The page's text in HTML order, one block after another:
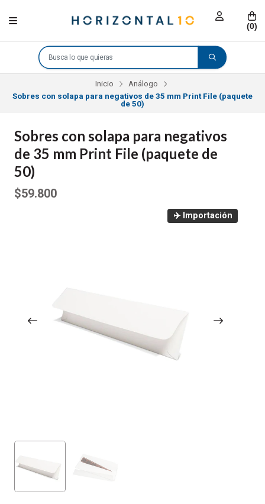
(0)
Inicio
Análogo
Sobres con solapa para negativos de 35 mm Print File (paquete
de 50)
Sobres con solapa para negativos
de 35 mm Print File (paquete de
50)
$59.800
✈️ Importación